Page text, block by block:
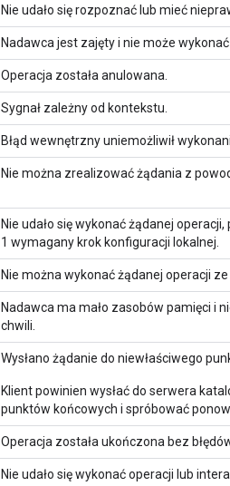
Nie udało się rozpoznać lub mieć
Nadawca jest zajęty i nie może
Operacja została anulowana.
Sygnał zależny od kontekstu.
Błąd wewnętrzny uniemożliwił
Nie można zrealizować żądania z
Nie udało się wykonać żądanej
1 wymagany krok konfiguracji lokalnej.
Nie można wykonać żądanej operacji
Nadawca ma mało zasobów pamięci i
chwili.
Wysłano żądanie do niewłaściwego
Klient powinien wysłać do serwera
punktów końcowych i spróbować
Operacja została ukończona bez
Nie udało się wykonać operacji lub